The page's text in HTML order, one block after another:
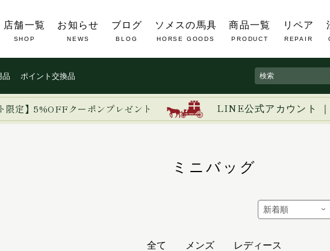
品 ポイント交換品
店舗一覧
SHOP
お知らせ
NEWS
ブログ
BLOG
ソメスの馬具
HORSE GOODS
商品一覧
PRODUCT
リペア
REPAIR
限定】5%OFFクーポンプレゼント LINE公式アカウント ｜
ミニバッグ
全て メンズ レディース